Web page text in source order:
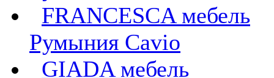
FRANCESCA мебель
Румыния Cavio
GIADA мебель